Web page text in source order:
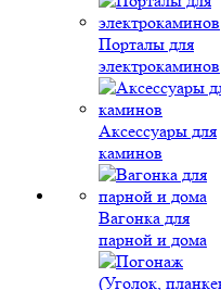
Порталы для
электрокаминов
Аксессуары для
каминов
Вагонка для
парной и дома